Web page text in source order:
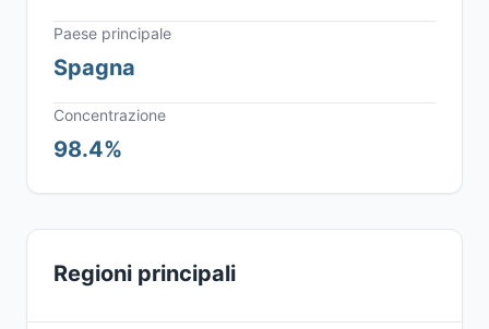
Paese principale
Spagna
Concentrazione
98.4%
Regioni principali